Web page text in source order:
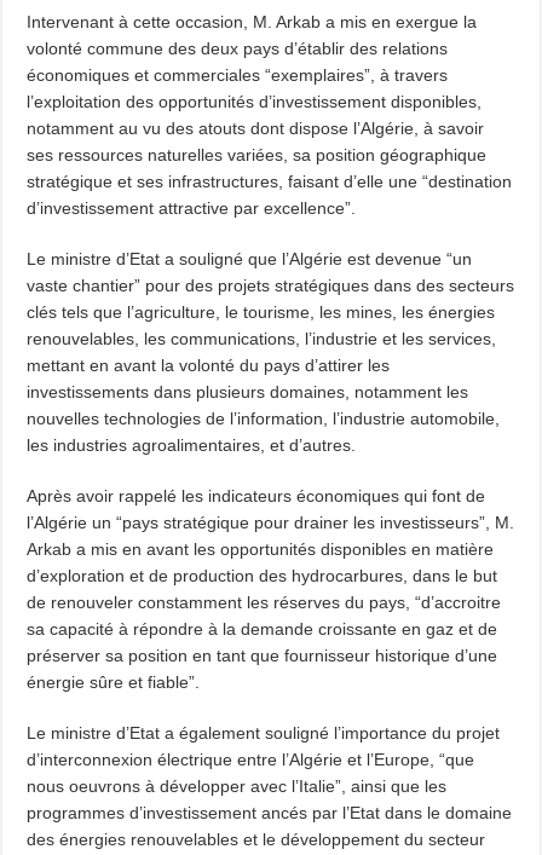
Intervenant à cette occasion, M. Arkab a mis en exergue la
volonté commune des deux pays d’établir des relations
économiques et commerciales “exemplaires”, à travers
l’exploitation des opportunités d’investissement disponibles,
notamment au vu des atouts dont dispose l’Algérie, à savoir
ses ressources naturelles variées, sa position géographique
stratégique et ses infrastructures, faisant d’elle une “destination
d’investissement attractive par excellence”.
Le ministre d’Etat a souligné que l’Algérie est devenue “un
vaste chantier” pour des projets stratégiques dans des secteurs
clés tels que l’agriculture, le tourisme, les mines, les énergies
renouvelables, les communications, l’industrie et les services,
mettant en avant la volonté du pays d’attirer les
investissements dans plusieurs domaines, notamment les
nouvelles technologies de l’information, l’industrie automobile,
les industries agroalimentaires, et d’autres.
Après avoir rappelé les indicateurs économiques qui font de
l’Algérie un “pays stratégique pour drainer les investisseurs”, M.
Arkab a mis en avant les opportunités disponibles en matière
d’exploration et de production des hydrocarbures, dans le but
de renouveler constamment les réserves du pays, “d’accroitre
sa capacité à répondre à la demande croissante en gaz et de
préserver sa position en tant que fournisseur historique d’une
énergie sûre et fiable”.
Le ministre d’Etat a également souligné l’importance du projet
d’interconnexion électrique entre l’Algérie et l’Europe, “que
nous oeuvrons à développer avec l’Italie”, ainsi que les
programmes d’investissement ancés par l’Etat dans le domaine
des énergies renouvelables et le développement du secteur